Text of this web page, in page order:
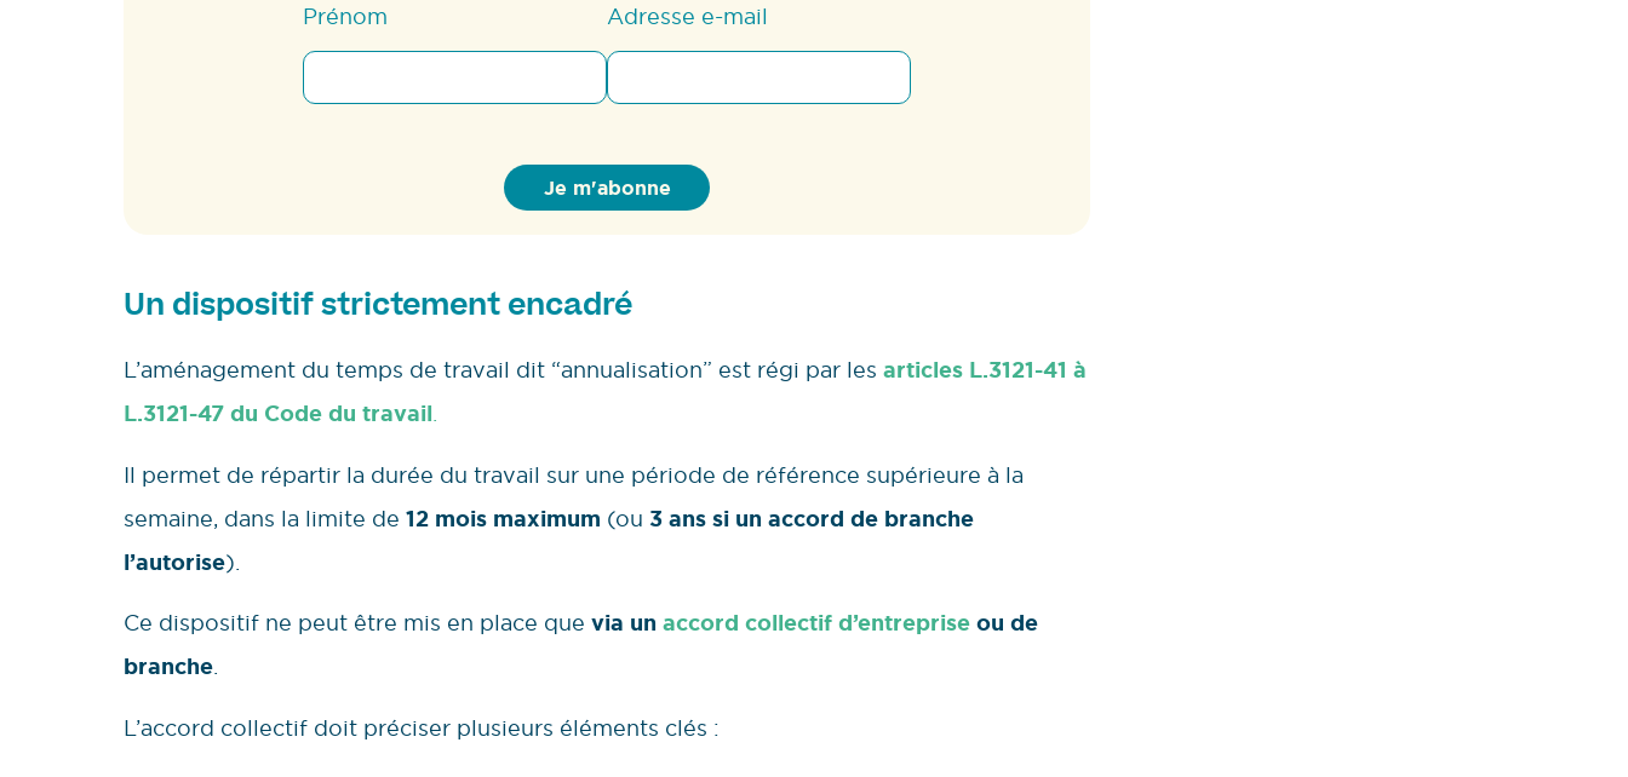
Prénom Adresse e-mail
Un dispositif strictement encadré
L’aménagement du temps de travail dit “annualisation” est régi par les articles L.3121-41 à
L.3121-47 du Code du travail.
Il permet de répartir la durée du travail sur une période de référence supérieure à la
semaine, dans la limite de 12 mois maximum (ou 3 ans si un accord de branche
l’autorise).
Ce dispositif ne peut être mis en place que via un accord collectif d’entreprise ou de
branche.
L’accord collectif doit préciser plusieurs éléments clés :